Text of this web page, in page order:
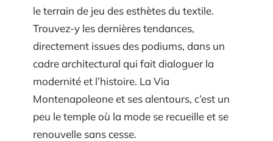
le terrain de jeu des esthètes du textile.
Trouvez-y les dernières tendances,
directement issues des podiums, dans un
cadre architectural qui fait dialoguer la
modernité et l’histoire. La Via
Montenapoleone et ses alentours, c’est un
peu le temple où la mode se recueille et se
renouvelle sans cesse.